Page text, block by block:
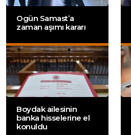
Ogün Samast’a
zaman aşımı kararı
Boydak ailesinin
banka hisselerine el
konuldu